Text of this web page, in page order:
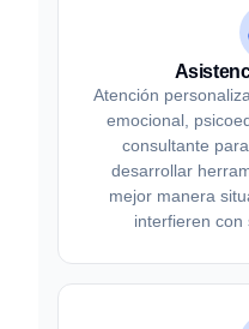
Atención
emocional,
consultante
desarrollar
mejor manera
interfieren con